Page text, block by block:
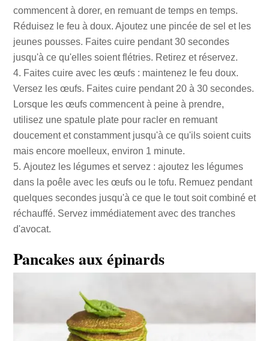
commencent à dorer, en remuant de temps en temps.
Réduisez le feu à doux. Ajoutez une pincée de sel et les
jeunes pousses. Faites cuire pendant 30 secondes
jusqu'à ce qu'elles soient flétries. Retirez et réservez.
Faites cuire avec les œufs : maintenez le feu doux.
Versez les œufs. Faites cuire pendant 20 à 30 secondes.
Lorsque les œufs commencent à peine à prendre,
utilisez une spatule plate pour racler en remuant
doucement et constamment jusqu'à ce qu'ils soient cuits
mais encore moelleux, environ 1 minute.
Ajoutez les légumes et servez : ajoutez les légumes
dans la poêle avec les œufs ou le tofu. Remuez pendant
quelques secondes jusqu'à ce que le tout soit combiné et
réchauffé. Servez immédiatement avec des tranches
d'avocat.
Pancakes aux épinards